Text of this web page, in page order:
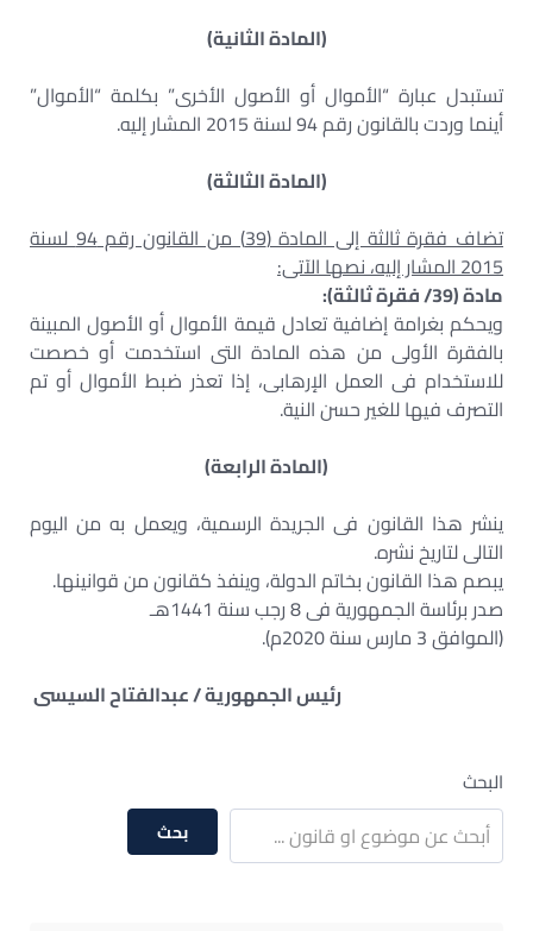
(المادة الثانية)
تستبدل عبارة “الأموال أو الأصول الأخرى” بكلمة “الأموال”
أينما وردت بالقانون رقم 94 لسنة 2015 المشار إليه.
(المادة الثالثة)
تضاف فقرة ثالثة إلى المادة (39) من القانون رقم 94 لسنة
2015 المشار إليه، نصها الآتى:
مادة (39/ فقرة ثالثة):
ويحكم بغرامة إضافية تعادل قيمة الأموال أو الأصول المبينة
بالفقرة الأولى من هذه المادة التى استخدمت أو خصصت
للاستخدام فى العمل الإرهابى، إذا تعذر ضبط الأموال أو تم
التصرف فيها للغير حسن النية.
(المادة الرابعة)
ينشر هذا القانون فى الجريدة الرسمية، ويعمل به من اليوم
التالى لتاريخ نشره.
يبصم هذا القانون بخاتم الدولة، وينفذ كقانون من قوانينها.
صدر برئاسة الجمهورية فى 8 رجب سنة 1441هـ
(الموافق 3 مارس سنة 2020م).
رئيس الجمهورية / عبدالفتاح السيسى
البحث
بحث